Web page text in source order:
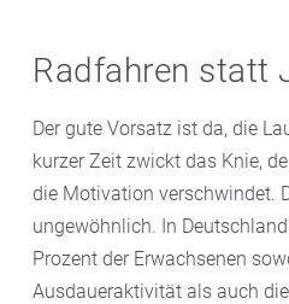
Radfahren statt
Der gute Vorsatz ist da, die
kurzer Zeit zwickt das Knie,
die Motivation verschwindet.
ungewöhnlich. In
Prozent der Erwachsenen
Ausdaueraktivität als auch